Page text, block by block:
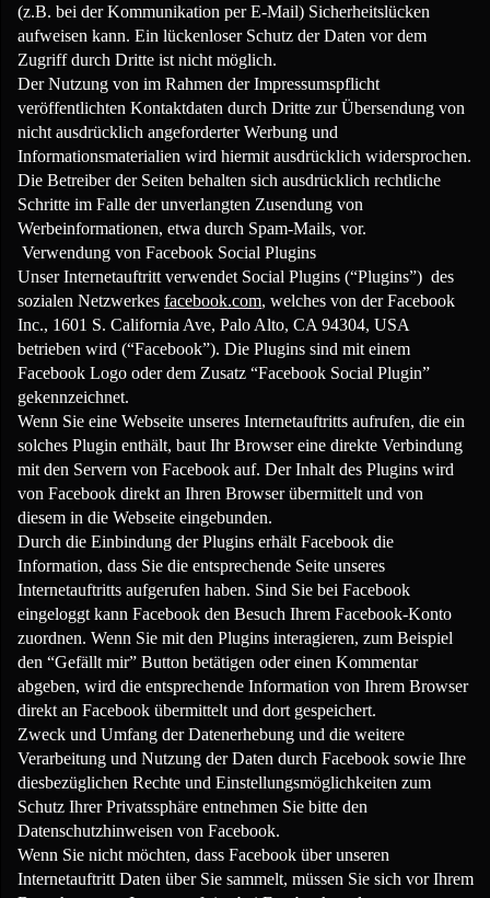
(z.B. bei der Kommunikation per E-Mail) Sicherheitslücken
aufweisen kann. Ein lückenloser Schutz der Daten vor dem
Zugriff durch Dritte ist nicht möglich.
Der Nutzung von im Rahmen der Impressumspflicht
veröffentlichten Kontaktdaten durch Dritte zur Übersendung von
nicht ausdrücklich angeforderter Werbung und
Informationsmaterialien wird hiermit ausdrücklich widersprochen.
Die Betreiber der Seiten behalten sich ausdrücklich rechtliche
Schritte im Falle der unverlangten Zusendung von
Werbeinformationen, etwa durch Spam-Mails, vor.
Verwendung von Facebook Social Plugins
Unser Internetauftritt verwendet Social Plugins (“Plugins”) des
sozialen Netzwerkes facebook.com, welches von der Facebook
Inc., 1601 S. California Ave, Palo Alto, CA 94304, USA
betrieben wird (“Facebook”). Die Plugins sind mit einem
Facebook Logo oder dem Zusatz “Facebook Social Plugin”
gekennzeichnet.
Wenn Sie eine Webseite unseres Internetauftritts aufrufen, die ein
solches Plugin enthält, baut Ihr Browser eine direkte Verbindung
mit den Servern von Facebook auf. Der Inhalt des Plugins wird
von Facebook direkt an Ihren Browser übermittelt und von
diesem in die Webseite eingebunden.
Durch die Einbindung der Plugins erhält Facebook die
Information, dass Sie die entsprechende Seite unseres
Internetauftritts aufgerufen haben. Sind Sie bei Facebook
eingeloggt kann Facebook den Besuch Ihrem Facebook-Konto
zuordnen. Wenn Sie mit den Plugins interagieren, zum Beispiel
den “Gefällt mir” Button betätigen oder einen Kommentar
abgeben, wird die entsprechende Information von Ihrem Browser
direkt an Facebook übermittelt und dort gespeichert.
Zweck und Umfang der Datenerhebung und die weitere
Verarbeitung und Nutzung der Daten durch Facebook sowie Ihre
diesbezüglichen Rechte und Einstellungsmöglichkeiten zum
Schutz Ihrer Privatssphäre entnehmen Sie bitte den
Datenschutzhinweisen von Facebook.
Wenn Sie nicht möchten, dass Facebook über unseren
Internetauftritt Daten über Sie sammelt, müssen Sie sich vor Ihrem